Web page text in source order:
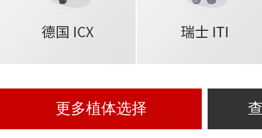
更多植体选择